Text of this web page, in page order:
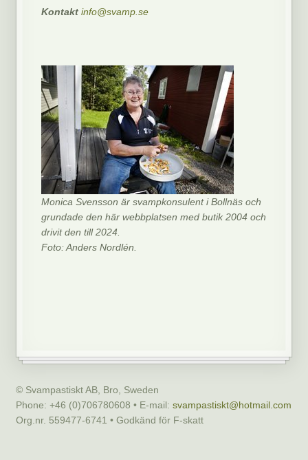
Kontaktinfo@svamp.se
Monica Svensson är svampkonsulent i Bollnäs och
grundade den här webbplatsen med butik 2004 och
drivit den till 2024.
Foto: Anders Nordlén.
© Svampastiskt AB, Bro, Sweden
Phone: +46 (0)706780608 • E-mail: svampastiskt@hotmail.com
Org.nr. 559477-6741 • Godkänd för F-skatt